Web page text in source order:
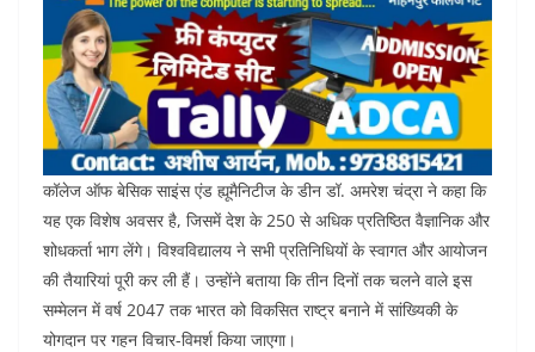
कॉलेज ऑफ बेसिक साइंस एंड ह्यूमैनिटीज के डीन डॉ. अमरेश चंद्रा ने कहा कि
यह एक विशेष अवसर है, जिसमें देश के 250 से अधिक प्रतिष्ठित वैज्ञानिक और
शोधकर्ता भाग लेंगे। विश्वविद्यालय ने सभी प्रतिनिधियों के स्वागत और आयोजन
की तैयारियां पूरी कर ली हैं। उन्होंने बताया कि तीन दिनों तक चलने वाले इस
सम्मेलन में वर्ष 2047 तक भारत को विकसित राष्ट्र बनाने में सांख्यिकी के
योगदान पर गहन विचार-विमर्श किया जाएगा।